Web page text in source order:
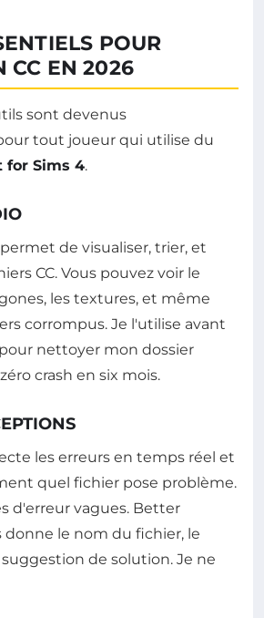
POUR
CC EN 2026
sont devenus
tout joueur qui utilise du
for Sims 4.
permet de visualiser, trier, et
CC. Vous pouvez voir le
les textures, et même
corrompus. Je l'utilise avant
nettoyer mon dossier
crash en six mois.
les erreurs en temps réel et
quel fichier pose problème.
d'erreur vagues. Better
donne le nom du fichier, le
de solution. Je ne